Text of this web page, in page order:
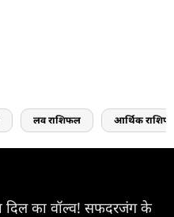
लव राशिफल आर्थिक
दिल का वॉल्व! सफदरजंग के